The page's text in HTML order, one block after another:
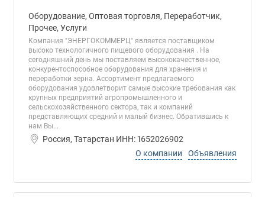
Оборудование, Оптовая торговля, Переработчик,
Прочее, Услуги
Компания "ЭНЕРГОКОММЕРЦ" является поставщиком
высоко технологичного пищевого оборудования . На
сегодняшний день мы поставляем высококачественное,
конкурентоспособное оборудования для хранения и
переработки зерна. Ассортимент предлагаемого
оборудования удовлетворит самые высокие требования как
крупных предприятий агропромышленного и
сельскохозяйственного сектора, так и компаний
представляющих средний и малый бизнес. Обратившись к
нам Вы...
Россия, Татарстан ИНН: 1652026902
О компании
Объявления